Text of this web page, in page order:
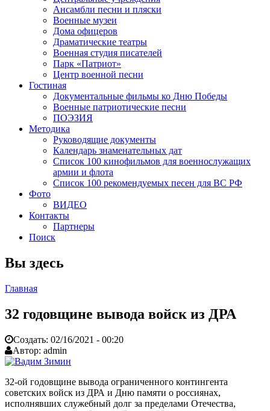
Ансамбли песни и пляски
Военные музеи
Дома офицеров
Драматические театры
Военная студия писателей
Парк «Патриот»
Центр военной песни
Гостиная
Документальные фильмы ко Дню Победы
Военные патриотические песни
ПОЭЗИЯ
Методика
Руководящие документы
Календарь знаменательных дат
Список 100 кинофильмов для военнослужащих
армии и флота
Список 100 рекомендуемых песен для ВС РФ
Фото
ВИДЕО
Контакты
Партнеры
Поиск
Вы здесь
Главная
32 годовщине вывода войск из ДРА
Создать: 02/16/2021 - 00:20
Автор: admin
32-ой годовщине вывода ограниченного контингента
советских войск из ДРА и Дню памяти о россиянах,
исполнявших служебный долг за пределами Отечества,